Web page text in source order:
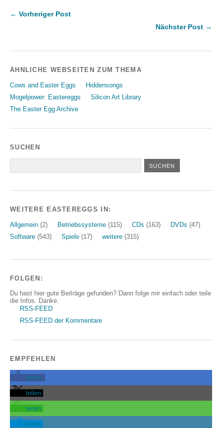
← Vorheriger Post
Nächster Post →
ÄHNLICHE WEBSEITEN ZUM THEMA
Cows and Easter Eggs
Hiddensongs
Mogelpower: Eastereggs
Silicon Art Library
The Easter Egg Archive
SUCHEN
WEITERE EASTEREGGS IN:
Allgemein (2) Betriebssysteme (115) CDs (163) DVDs (47)
Software (543) Spiele (17) weitere (315)
FOLGEN:
Du hast hier gute Beiträge gefunden? Dann folge mir einfach oder teile
die Infos. Danke.
RSS-FEED
RSS-FEED der Kommentare
EMPFEHLEN
teilen
teilen
teilen
teilen